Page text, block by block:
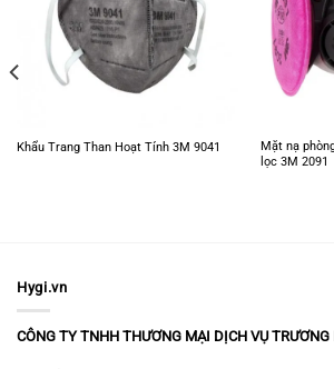
Khẩu Trang Than Hoạt Tính 3M 9041
Mặt nạ
lọc 3M 2091
Hygi.vn
CÔNG TY TNHH THƯƠNG MẠI DỊCH VỤ TRƯƠNG